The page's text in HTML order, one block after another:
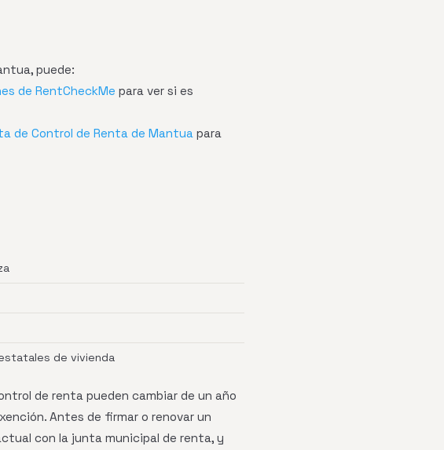
puede:
de RentCheckMe para ver si es
de Control de Renta de Mantua para
de vivienda
de renta pueden cambiar de un año
Antes de firmar o renovar un
con la junta municipal de renta, y